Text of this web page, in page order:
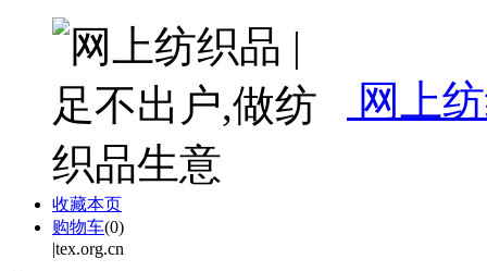
网上
收藏本页
购物车(0)
|tex.org.cn